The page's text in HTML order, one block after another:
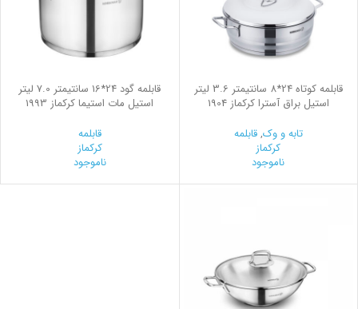
قابلمه کوتاه 24*8 سانتیمتر 3.6 لیتر
استیل براق آسترا کرکماز 1904
تابه و وک,قابلمه
کرکماز
ناموجود
قابلمه گود 24*16 سانتیمتر 7.0 لیتر
استیل مات استیما کرکماز 1993
قابلمه
کرکماز
ناموجود